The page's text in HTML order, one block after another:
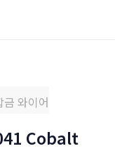
와이어
Cobalt